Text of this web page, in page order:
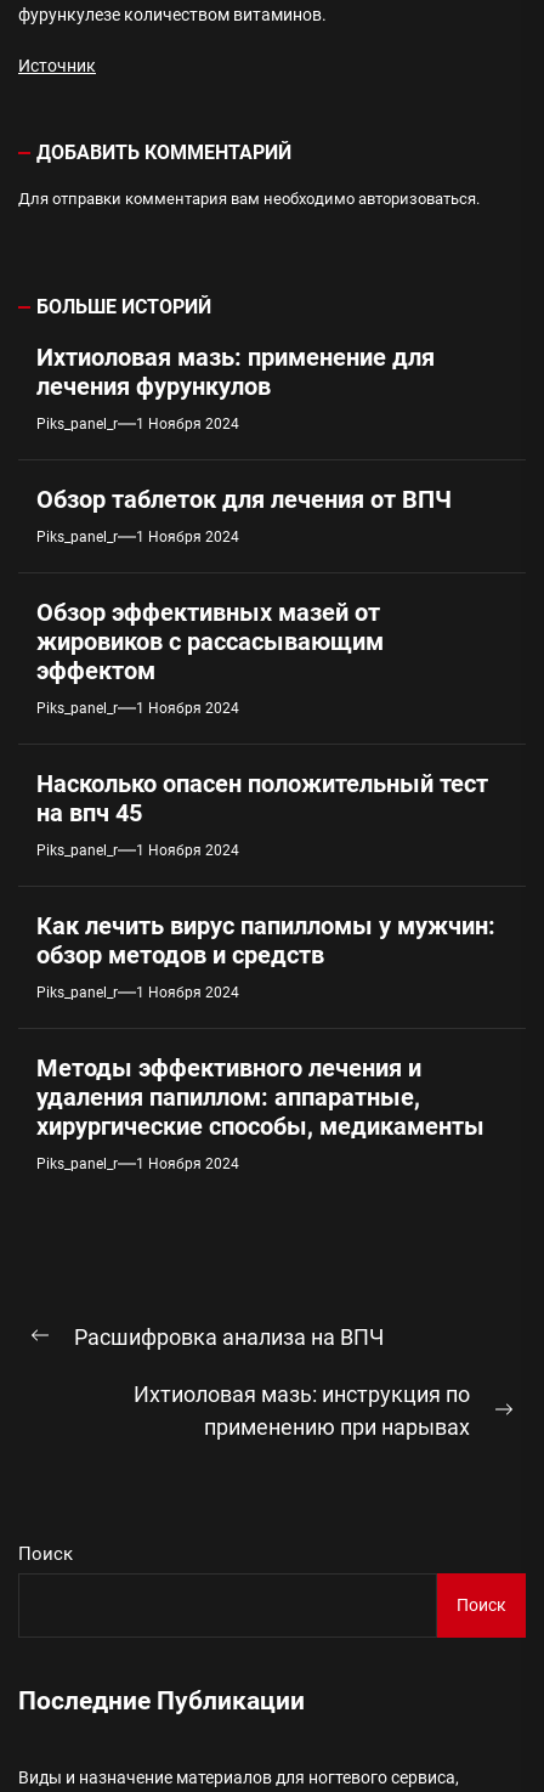
фурункулезе количеством витаминов.
Источник
ДОБАВИТЬ КОММЕНТАРИЙ
Для отправки комментария вам необходимо авторизоваться.
БОЛЬШЕ ИСТОРИЙ
Ихтиоловая мазь: применение для
лечения фурункулов
Piks_panel_r 1 Ноября 2024
Обзор таблеток для лечения от ВПЧ
Piks_panel_r 1 Ноября 2024
Обзор эффективных мазей от
жировиков с рассасывающим
эффектом
Piks_panel_r 1 Ноября 2024
Насколько опасен положительный тест
на впч 45
Piks_panel_r 1 Ноября 2024
Как лечить вирус папилломы у мужчин:
обзор методов и средств
Piks_panel_r 1 Ноября 2024
Методы эффективного лечения и
удаления папиллом: аппаратные,
хирургические способы, медикаменты
Piks_panel_r 1 Ноября 2024
по
записям
Предыдущая
Расшифровка анализа на ВПЧ
Ихтиоловая мазь: инструкция по
применению при нарывах
Поиск
Поиск
Последние Публикации
Виды и назначение материалов для ногтевого сервиса,